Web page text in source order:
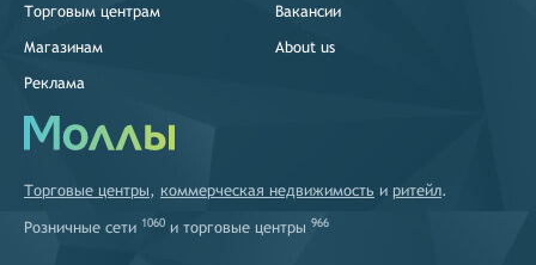
Торговым центрам
Магазинам
Реклама
Вакансии
About us
Торговые центры, коммерческая недвижимость и ритейл.
Розничные сети 1060 и торговые центры 966